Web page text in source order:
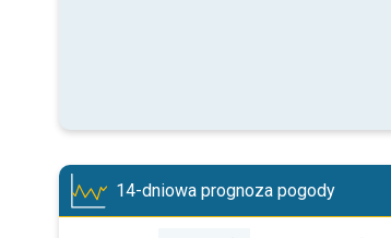
14-dniowa prognoza pogody